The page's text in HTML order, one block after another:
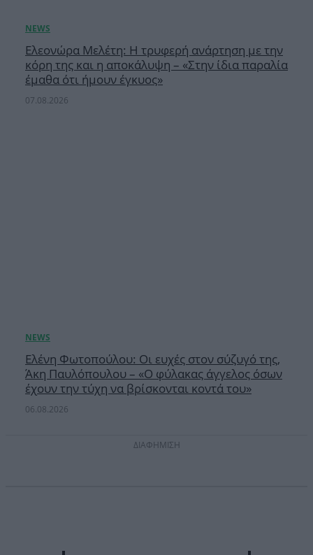
Ελεονώρα Μελέτη: Η τρυφερή ανάρτηση με την
κόρη της και η αποκάλυψη – «Στην ίδια παραλία
έμαθα ότι ήμουν έγκυος»
07.08.2026
Ελένη Φωτοπούλου: Οι ευχές στον σύζυγό της,
Άκη Παυλόπουλου – «Ο φύλακας άγγελος όσων
έχουν την τύχη να βρίσκονται κοντά του»
06.08.2026
ΔΙΑΦΗΜΙΣΗ